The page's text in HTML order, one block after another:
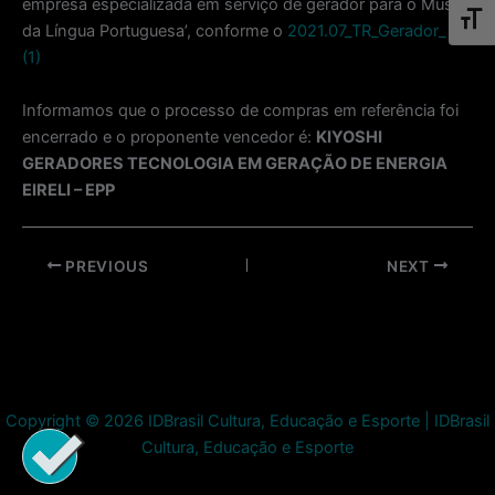
empresa especializada em serviço de gerador para o Museu
da Língua Portuguesa’, conforme o 2021.07_TR_Gerador_mp
(1)
Informamos que o processo de compras em referência foi
encerrado e o proponente vencedor é: KIYOSHI
GERADORES TECNOLOGIA EM GERAÇÃO DE ENERGIA
EIRELI – EPP
Post
PREVIOUS NEXT
Copyright © 2026 IDBrasil Cultura, Educação e Esporte | IDBrasil
Cultura, Educação e Esporte